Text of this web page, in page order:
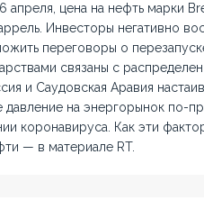
апреля, цена на нефть марки
Инвесторы негативно
переговоры о
связаны с
и Саудовская Аравия
на энергорынок по-
коронавируса. Как эти
— в материале RT.